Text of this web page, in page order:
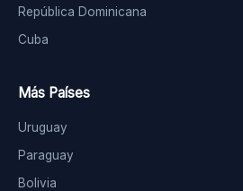
República Dominicana
Cuba
Más Países
Uruguay
Paraguay
Bolivia